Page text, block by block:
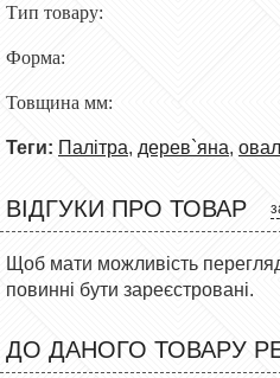
Тип товару:
Форма:
Товщина
Теги: Палітра, дерев`яна,
ВІДГУКИ ПРО ТОВАР
Щоб мати можливість
повинні бути зареєстровані.
ДО ДАНОГО ТОВАРУ